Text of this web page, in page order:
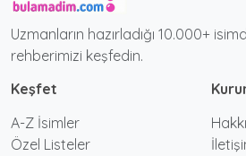
Uzmanların hazırladığı 10.000+
rehberimizi keşfedin.
Keşfet
A-Z İsimler
Özel Listeler